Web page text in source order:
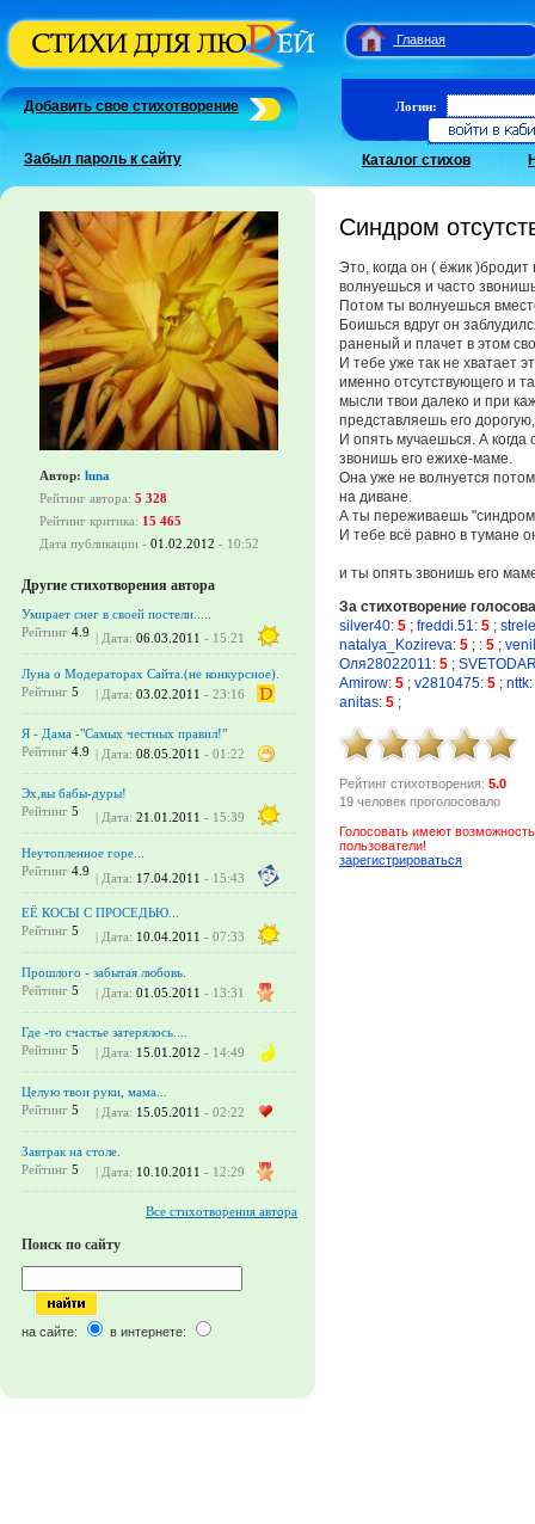
Главная
Добавить свое стихотворение
Забыл пароль к сайту
Логин:
Каталог стихов
Автор: luna
Рейтинг автора: 5 328
Рейтинг критика: 15 465
Дата публикации - 01.02.2012 - 10:52
Другие стихотворения автора
Умирает снег в своей постели.....
Рейтинг 4.9 | Дата: 06.03.2011 - 15:21
Луна о Модераторах Сайта.(не конкурсное).
Рейтинг 5 | Дата: 03.02.2011 - 23:16
Я - Дама -"Самых честных правил!"
Рейтинг 4.9 | Дата: 08.05.2011 - 01:22
Эх,вы бабы-дуры!
Рейтинг 5 | Дата: 21.01.2011 - 15:39
Неутопленное горе...
Рейтинг 4.9 | Дата: 17.04.2011 - 15:43
ЕЁ КОСЫ С ПРОСЕДЬЮ...
Рейтинг 5 | Дата: 10.04.2011 - 07:33
Прошлого - забытая любовь.
Рейтинг 5 | Дата: 01.05.2011 - 13:31
Где -то счастье затерялось....
Рейтинг 5 | Дата: 15.01.2012 - 14:49
Целую твои руки, мама...
Рейтинг 5 | Дата: 15.05.2011 - 02:22
Завтрак на столе.
Рейтинг 5 | Дата: 10.10.2011 - 12:29
Все стихотворения автора
Поиск по сайту
на сайте: в интернете:
Синдром
Это, когда он ( ёжик
волнуешься и часто
Потом ты волнуешься
Боишься вдруг он
раненый и плачет в этом
И тебе уже так не хватает
именно отсутствующего и
мысли твои далеко и при
представляешь его
И опять мучаешься. А когда
звонишь его ежихе-маме.
Она уже не волнуется
на диване.
А ты переживаешь "синдром
И тебе всё равно в тумане
и ты опять звонишь его
За стихотворение
silver40: 5 ; freddi.51 : 5 ;
natalya_Kozireva: 5 ; : 5 ;
Оля28022011 : 5 ;
Amirow: 5 ; v2810475: 5 ; nttk:
anitas: 5 ;
Рейтинг стихотворения: 5.0
19 человек проголосовало
Голосовать имеют
пользователи!
зарегистрироваться